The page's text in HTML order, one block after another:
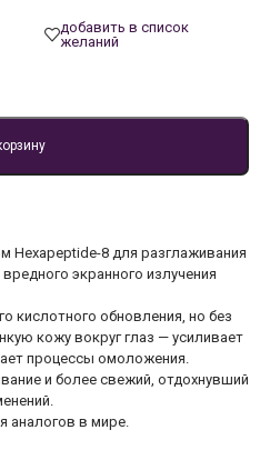
добавить в список
желаний
Hexapeptide-8 для разглаживания
экранного излучения
кислотного обновления, но без
кожу вокруг глаз — усиливает
процессы омоложения.
и более свежий, отдохнувший
аналогов в мире.